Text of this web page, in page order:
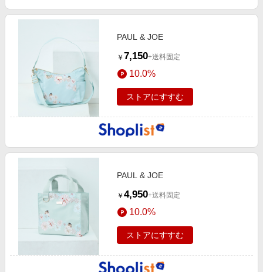
PAUL & JOE
￥ 7,150+送料固定
10.0%
ストアにすすむ
PAUL & JOE
￥ 4,950+送料固定
10.0%
ストアにすすむ